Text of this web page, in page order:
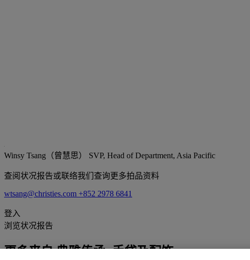
Winsy Tsang（曾慧思） SVP, Head of Department, Asia Pacific
查阅状况报告或联络我们查询更多拍品资料
wtsang@christies.com +852 2978 6841
登入
浏览状况报告
更多来自典雅传承: 手袋及配饰